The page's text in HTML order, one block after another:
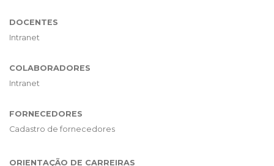
DOCENTES
Intranet
COLABORADORES
Intranet
FORNECEDORES
Cadastro de fornecedores
ORIENTAÇÃO DE CARREIRAS